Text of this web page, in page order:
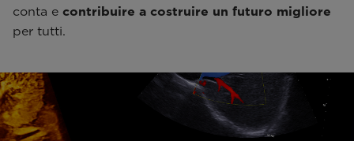
conta e contribuire a costruire un futuro migliore
per tutti.